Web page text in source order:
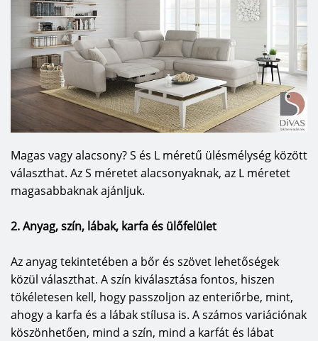
Magas vagy alacsony? S és L méretű ülésmélység között
választhat. Az S méretet alacsonyaknak, az L méretet
magasabbaknak ajánljuk.
2. Anyag, szín, lábak, karfa és ülőfelület
Az anyag tekintetében a bőr és szövet lehetőségek
közül választhat. A szín kiválasztása fontos, hiszen
tökéletesen kell, hogy passzoljon az enteriőrbe, mint,
ahogy a karfa és a lábak stílusa is. A számos variációnak
köszönhetően, mind a szín, mind a karfát és lábat